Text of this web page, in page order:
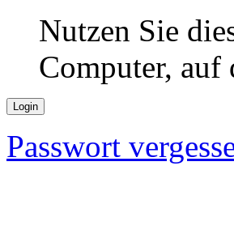
Nutzen Sie
Computer, auf
Passwort